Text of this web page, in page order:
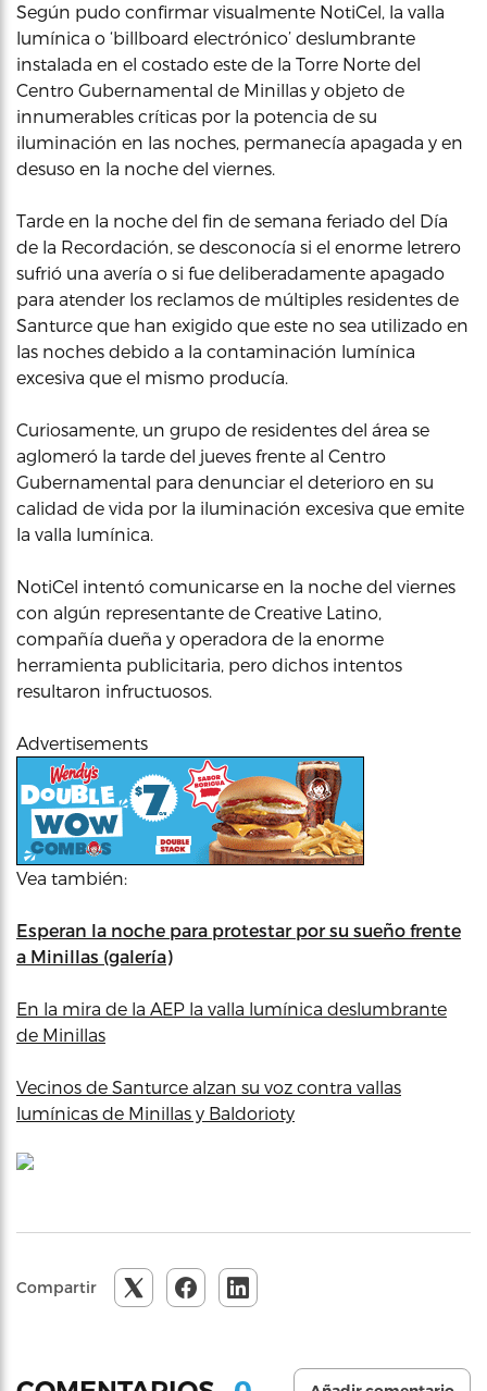
Según pudo confirmar visualmente NotiCel, la valla
lumínica o ‘billboard electrónico’ deslumbrante
instalada en el costado este de la Torre Norte del
Centro Gubernamental de Minillas y objeto de
innumerables críticas por la potencia de su
iluminación en las noches, permanecía apagada y en
desuso en la noche del viernes.
Tarde en la noche del fin de semana feriado del Día
de la Recordación, se desconocía si el enorme letrero
sufrió una avería o si fue deliberadamente apagado
para atender los reclamos de múltiples residentes de
Santurce que han exigido que este no sea utilizado en
las noches debido a la contaminación lumínica
excesiva que el mismo producía.
Curiosamente, un grupo de residentes del área se
aglomeró la tarde del jueves frente al Centro
Gubernamental para denunciar el deterioro en su
calidad de vida por la iluminación excesiva que emite
la valla lumínica.
NotiCel intentó comunicarse en la noche del viernes
con algún representante de Creative Latino,
compañía dueña y operadora de la enorme
herramienta publicitaria, pero dichos intentos
resultaron infructuosos.
Advertisements
Vea también:
Esperan la noche para protestar por su sueño frente
a Minillas (galería)
En la mira de la AEP la valla lumínica deslumbrante
de Minillas
Vecinos de Santurce alzan su voz contra vallas
lumínicas de Minillas y Baldorioty
Compartir